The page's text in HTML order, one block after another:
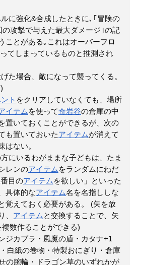
に強化&合成したときに､｢冒険の
の攻撃で与えた最大ダメージ｣の記
ことがある｡これはオーバーフロ
てしまっているものと推測され
た場合、敵になって襲ってくる。
ト をクリアしていなくても、場所
イテム を使って奇岩谷の倉庫の中
置いておくことができるが、次の
も置いておいたアイテムが消えて
はない。
にいるわがままな子どもは、たま
レンのアイテム をランダムにねだ
目のアイテム を欲しい」といった
具体的なアイテム名を名指ししな
覚えておく必要がある。 (矢を放
、 アイテム と交換することで、矢
複数作ることができる)
ジカブラ・風魔の盾・カタナ+1
白紙の巻物・特製おにぎり・倉庫
の腕輪・ドラゴン草のいずれかが